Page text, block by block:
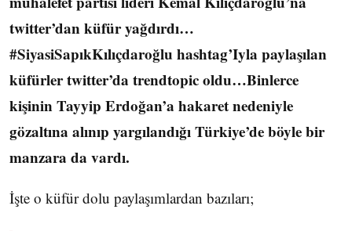
twitter’dan küfür yağdırdı…
#SiyasiSapıkKılıçdaroğlu hashtag’Iyla paylaşılan
küfürler twitter’da trendtopic oldu…Binlerce
kişinin Tayyip Erdoğan’a hakaret nedeniyle
gözaltına alınıp yargılandığı Türkiye’de böyle bir
manzara da vardı.
İşte o küfür dolu paylaşımlardan bazıları;